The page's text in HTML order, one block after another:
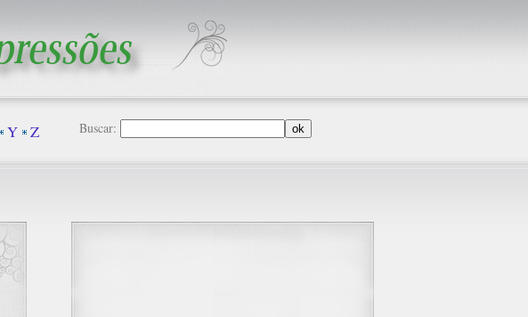
Y Z Buscar: